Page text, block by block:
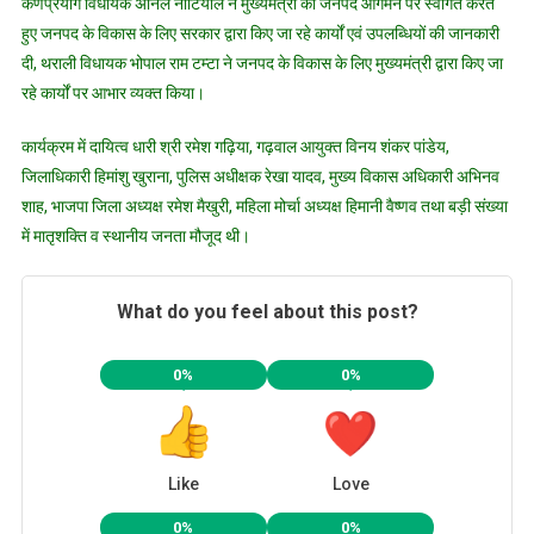
कर्णप्रयाग विधायक अनिल नौटियाल ने मुख्यमंत्री का जनपद आगमन पर स्वागत करते
हुए जनपद के विकास के लिए सरकार द्वारा किए जा रहे कार्यों एवं उपलब्धियों की जानकारी
दी, थराली विधायक भोपाल राम टम्टा ने जनपद के विकास के लिए मुख्यमंत्री द्वारा किए जा
रहे कार्यों पर आभार व्यक्त किया।
कार्यक्रम में दायित्व धारी श्री रमेश गढ़िया, गढ़वाल आयुक्त विनय शंकर पांडेय,
जिलाधिकारी हिमांशु खुराना, पुलिस अधीक्षक रेखा यादव, मुख्य विकास अधिकारी अभिनव
शाह, भाजपा जिला अध्यक्ष रमेश मैखुरी, महिला मोर्चा अध्यक्ष हिमानी वैष्णव तथा बड़ी संख्या
में मातृशक्ति व स्थानीय जनता मौजूद थी।
What do you feel about this post?
0%
Like
0%
Love
0% 0%